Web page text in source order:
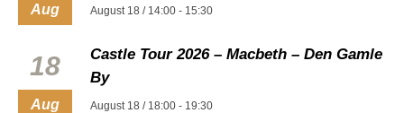
Aug August 18 / 14:00 - 15:30
18
Aug
Castle Tour 2026 – Macbeth – Den Gamle
By
August 18 / 18:00 - 19:30